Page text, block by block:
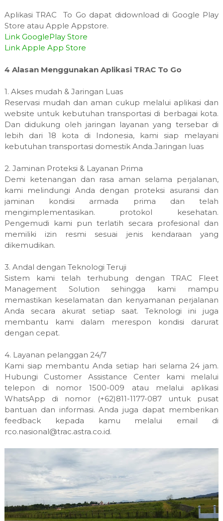
Aplikasi TRAC To Go dapat didownload di Google Play
Store atau Apple Appstore.
Link GooglePlay Store
Link Apple App Store
4 Alasan Menggunakan Aplikasi TRAC To Go
1. Akses mudah & Jaringan Luas
Reservasi mudah dan aman cukup melalui aplikasi dan
website untuk kebutuhan transportasi di berbagai kota.
Dan didukung oleh jaringan layanan yang tersebar di
lebih dari 18 kota di Indonesia, kami siap melayani
kebutuhan transportasi domestik Anda.Jaringan luas
2. Jaminan Proteksi & Layanan Prima
Demi ketenangan dan rasa aman selama perjalanan,
kami melindungi Anda dengan proteksi asuransi dan
jaminan kondisi armada prima dan telah
mengimplementasikan. protokol kesehatan.
Pengemudi kami pun terlatih secara profesional dan
memiliki izin resmi sesuai jenis kendaraan yang
dikemudikan.
3. Andal dengan Teknologi Teruji
Sistem kami telah terhubung dengan TRAC Fleet
Management Solution sehingga kami mampu
memastikan keselamatan dan kenyamanan perjalanan
Anda secara akurat setiap saat. Teknologi ini juga
membantu kami dalam merespon kondisi darurat
dengan cepat.
4. Layanan pelanggan 24/7
Kami siap membantu Anda setiap hari selama 24 jam.
Hubungi Customer Assistance Center kami melalui
telepon di nomor 1500-009 atau melalui aplikasi
WhatsApp di nomor (+62)811-1177-087 untuk pusat
bantuan dan informasi. Anda juga dapat memberikan
feedback kepada kamu melalui email di
rco.nasional@trac.astra.co.id.